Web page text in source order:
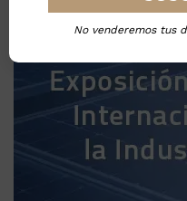
No venderemos tus